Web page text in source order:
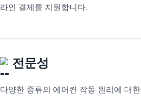
라인 결제를 지원합니다.
전문성
다양한 종류의 에어컨 작동 원리에 대한